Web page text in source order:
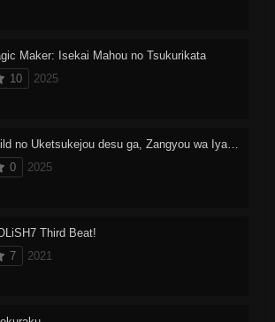
Maker: Isekai Mahou no Tsukurikata
10
2025
0
2025
Third Beat!
7
2021